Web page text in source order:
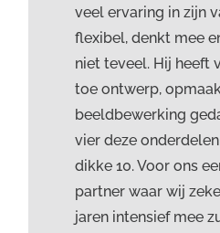
veel ervaring in zijn
flexibel, denkt mee
niet teveel. Hij heeft
toe ontwerp,
beeldbewerking
vier deze
dikke 10. Voor ons
partner waar wij
jaren intensief mee